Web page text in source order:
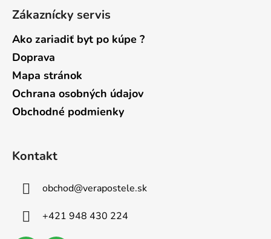
Zákaznícky servis
Ako zariadiť byt po kúpe ?
Doprava
Mapa stránok
Ochrana osobných údajov
Obchodné podmienky
Kontakt
obchod@verapostele.sk
+421 948 430 224